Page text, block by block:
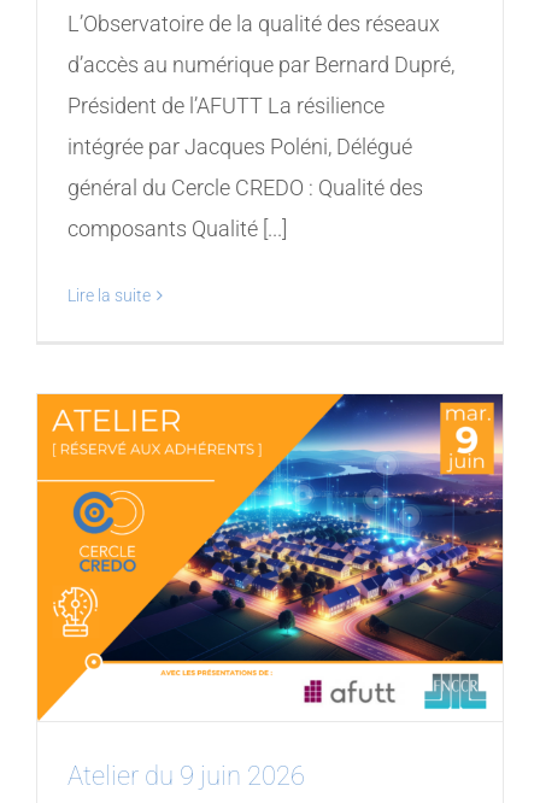
L’Observatoire de la qualité des réseaux
d’accès au numérique par Bernard Dupré,
Président de l’AFUTT La résilience
intégrée par Jacques Poléni, Délégué
général du Cercle CREDO : Qualité des
composants Qualité [...]
Lire la suite
Atelier du 9 juin 2026